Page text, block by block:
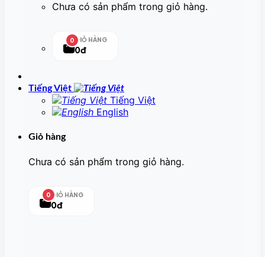
Chưa có sản phẩm trong giỏ hàng.
0 GIỎ HÀNG
0đ
Tiếng Việt
Tiếng Việt
English
Giỏ hàng
Chưa có sản phẩm trong giỏ hàng.
0 GIỎ HÀNG
0đ